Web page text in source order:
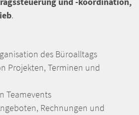
.
des Büroalltags
Projekten, Terminen und
Teamevents
Rechnungen und